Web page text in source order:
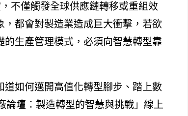
不僅觸發全球供應鏈轉移或重組效
都會對製造業造成巨大衝擊，若欲
生產管理模式，必須向智慧轉型靠
如何邁開高值化轉型腳步、踏上數
論壇：製造轉型的智慧與挑戰」線上